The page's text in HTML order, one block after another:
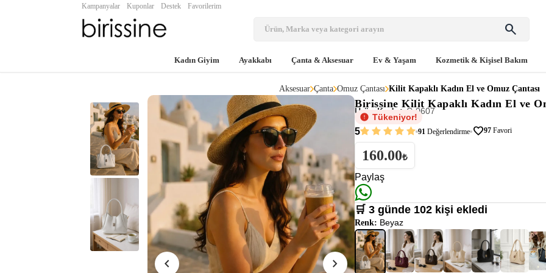
Kampanyalar Kuponlar Destek Favorilerim
search
Kadın Giyim Ayakkabı Çanta & Aksesuar Ev & Yaşam Kozmetik & Kişisel Bakım
Aksesuar Çanta Omuz Çantası Kilit Kapaklı Kadın El ve Omuz Çantası
chevron_left chevron_right
Birissine Kilit Kapaklı Kadın El ve
Ürün Kodu: C-0607
Tükeniyor!
5 91Değerlendirme favorite97 Favori
160.00₺
Paylaş
🛒 3 günde 102 kişi ekledi
Renk: Beyaz